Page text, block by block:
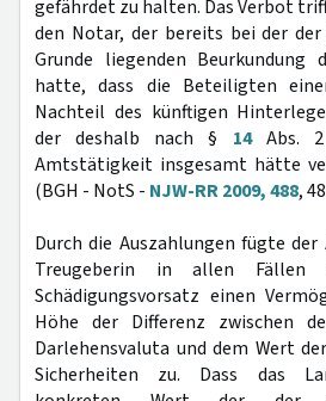
gefährdet zu halten. Das Verbot
den Notar, der bereits bei der der
Grunde liegenden Beurkundung
hatte, dass die Beteiligten
Nachteil des künftigen
der deshalb nach § 14Abs. 2
Amtstätigkeit insgesamt hätte
(BGH - NotS - NJW-RR 2009, 488,
Durch die Auszahlungen fügte
Treugeberin in allen Fällen
Schädigungsvorsatz einen
Höhe der Differenz zwischen
Darlehensvaluta und dem Wert
Sicherheiten zu. Dass das